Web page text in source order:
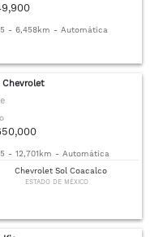
- 6,458km - Automática
Chevrolet
- 12,701km - Automática
Chevrolet Sol Coacalco
ESTADO DE MÉXICO